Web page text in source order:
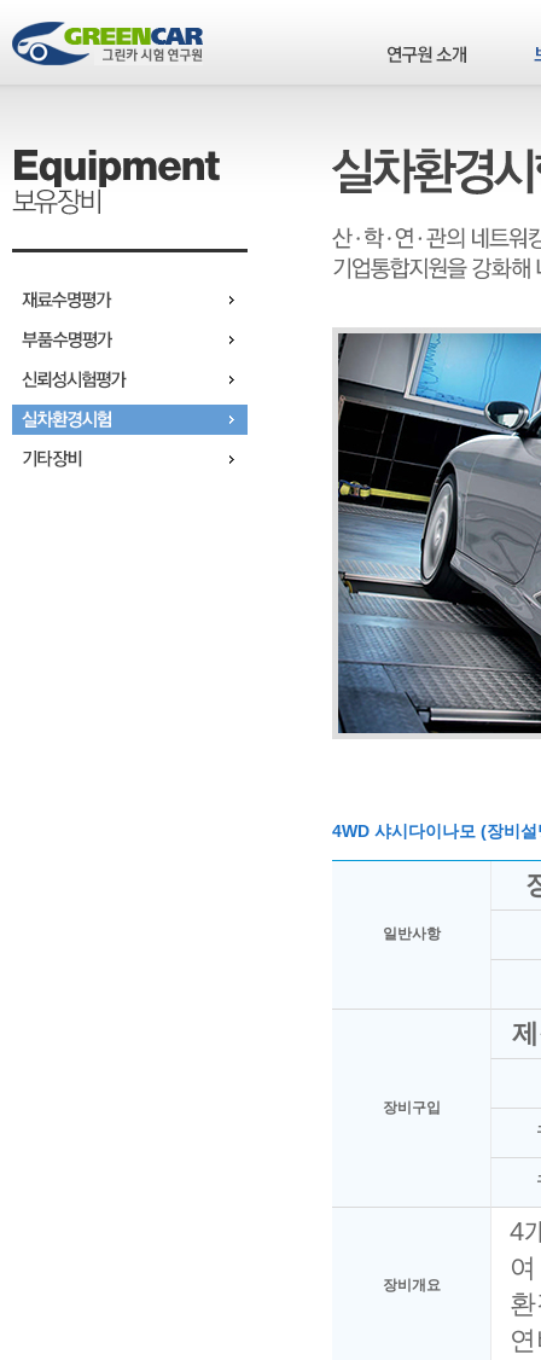
4WD 샤시다이나모 (장비설
일반사항
장비구입
장비개요
4